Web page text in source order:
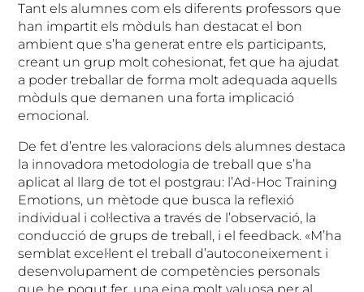
Tant els alumnes com els diferents professors que
han impartit els mòduls han destacat el bon
ambient que s’ha generat entre els participants,
creant un grup molt cohesionat, fet que ha ajudat
a poder treballar de forma molt adequada aquells
mòduls que demanen una forta implicació
emocional.
De fet d’entre les valoracions dels alumnes destaca
la innovadora metodologia de treball que s’ha
aplicat al llarg de tot el postgrau: l’Ad-Hoc Training
Emotions, un mètode que busca la reflexió
individual i col·lectiva a través de l’observació, la
conducció de grups de treball, i el feedback. «M’ha
semblat excel·lent el treball d’autoconeixement i
desenvolupament de competències personals